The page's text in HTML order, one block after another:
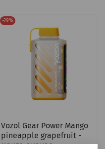
-29%
Vozol Gear Power Mango
pineapple grapefruit -
манго-ананас-